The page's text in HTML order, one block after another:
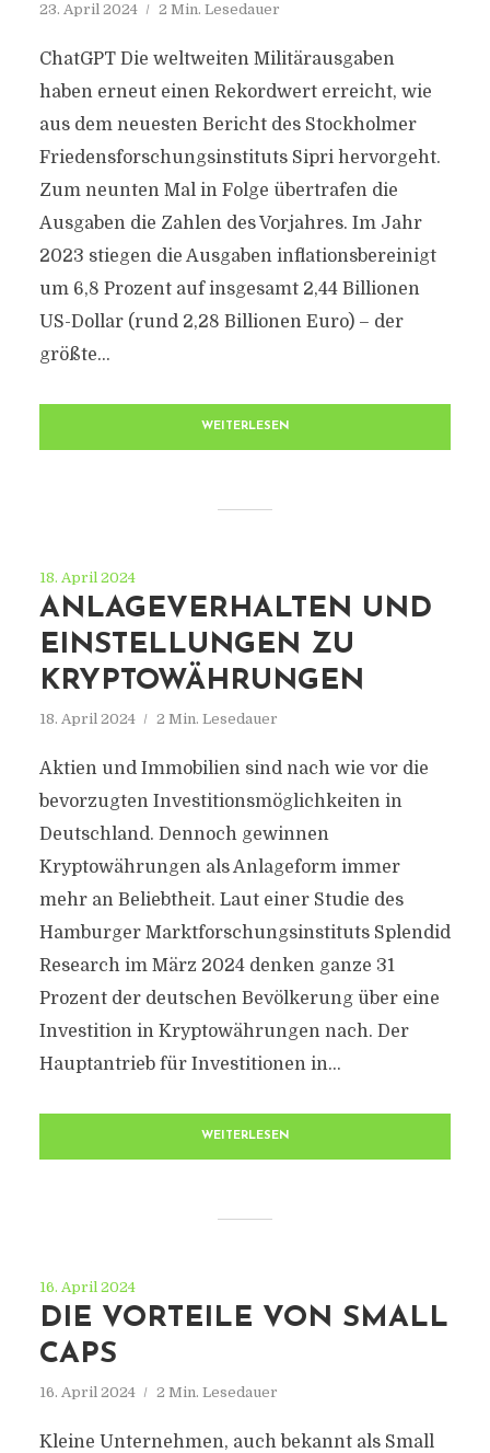
23. April 2024 2 Min. Lesedauer
ChatGPT Die weltweiten Militärausgaben
haben erneut einen Rekordwert erreicht, wie
aus dem neuesten Bericht des Stockholmer
Friedensforschungsinstituts Sipri hervorgeht.
Zum neunten Mal in Folge übertrafen die
Ausgaben die Zahlen des Vorjahres. Im Jahr
2023 stiegen die Ausgaben inflationsbereinigt
um 6,8 Prozent auf insgesamt 2,44 Billionen
US-Dollar (rund 2,28 Billionen Euro) – der
größte...
WEITERLESEN
18. April 2024
ANLAGEVERHALTEN UND
EINSTELLUNGEN ZU
KRYPTOWÄHRUNGEN
18. April 2024 2 Min. Lesedauer
Aktien und Immobilien sind nach wie vor die
bevorzugten Investitionsmöglichkeiten in
Deutschland. Dennoch gewinnen
Kryptowährungen als Anlageform immer
mehr an Beliebtheit. Laut einer Studie des
Hamburger Marktforschungsinstituts Splendid
Research im März 2024 denken ganze 31
Prozent der deutschen Bevölkerung über eine
Investition in Kryptowährungen nach. Der
Hauptantrieb für Investitionen in...
WEITERLESEN
16. April 2024
DIE VORTEILE VON SMALL
CAPS
16. April 2024 2 Min. Lesedauer
Kleine Unternehmen, auch bekannt als Small